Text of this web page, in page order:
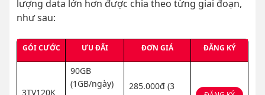
lượng data lớn hơn được chia theo từng giai đoạn,
như sau:
GÓI CƯỚC ƯU ĐÃI ĐƠN GIÁ ĐĂNG KÝ
3TV120K
90GB
(1GB/ngày)
285.000đ (3